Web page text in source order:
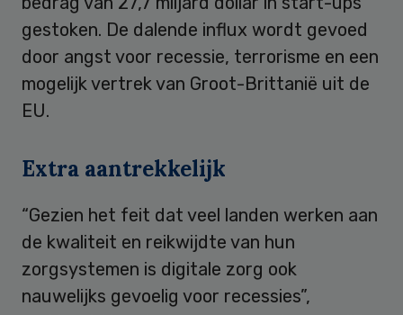
gestoken. De dalende influx wordt gevoed
door angst voor recessie, terrorisme en een
mogelijk vertrek van Groot-Brittanië uit de
EU.
Extra aantrekkelijk
“Gezien het feit dat veel landen werken aan
de kwaliteit en reikwijdte van hun
zorgsystemen is digitale zorg ook
nauwelijks gevoelig voor recessies”,